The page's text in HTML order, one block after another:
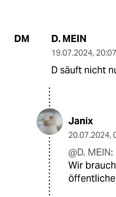
DM D. MEIN
19.07.2024,
D säuft nicht
Janix
20.07.2024,
@D. MEIN:
Wir